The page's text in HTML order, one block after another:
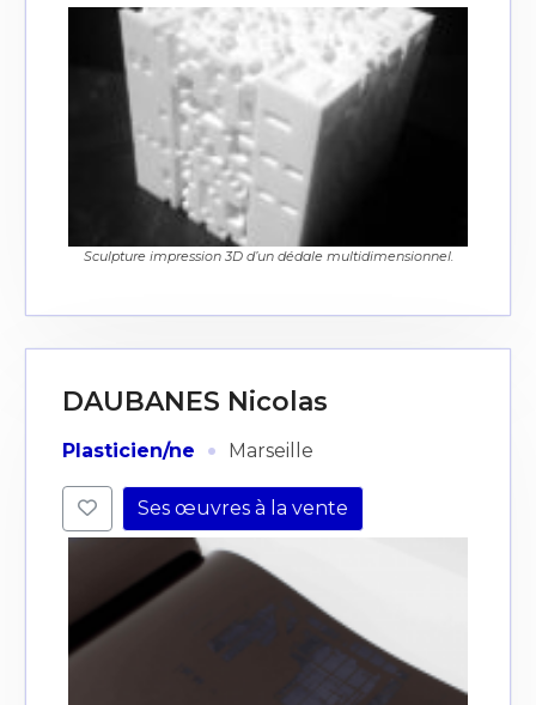
Sculpture impression 3D d’un dédale multidimensionnel.
DAUBANES Nicolas
Plasticien/ne · Marseille
Ses œuvres à la vente